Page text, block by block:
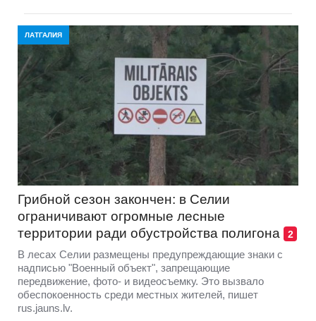
ЛАТГАЛИЯ
Грибной сезон закончен: в Селии
ограничивают огромные лесные
территории ради обустройства полигона
2
В лесах Селии размещены предупреждающие знаки с
надписью "Военный объект", запрещающие
передвижение, фото- и видеосъемку. Это вызвало
обеспокоенность среди местных жителей, пишет
rus.jauns.lv.